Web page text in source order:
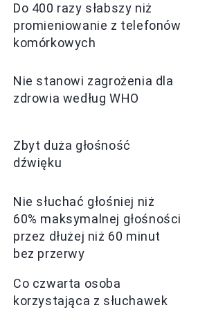
Do 400 razy słabszy niż
promieniowanie z telefonów
komórkowych
Nie stanowi zagrożenia dla
zdrowia według WHO
Zbyt duża głośność
dźwięku
Nie słuchać głośniej niż
60% maksymalnej głośności
przez dłużej niż 60 minut
bez przerwy
Co czwarta osoba
korzystająca z słuchawek